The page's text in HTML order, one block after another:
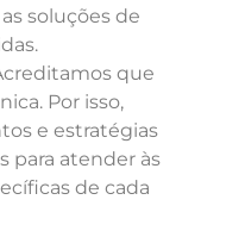
soluções de
que
Por isso,
e estratégias
para atender às
de cada